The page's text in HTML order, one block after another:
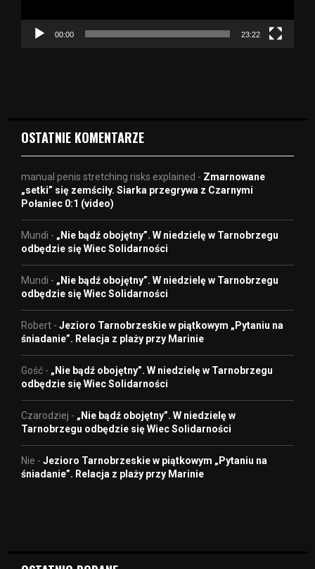
c
00:00 23:22
OSTATNIE KOMENTARZE
manual penis stretching risks explained - Zmarnowane
„setki” się zemściły. Siarka przegrywa z Czarnymi
Połaniec 0:1 (video)
Mundi - „Nie bądź obojętny”. W niedzielę w Tarnobrzegu
odbędzie się Wiec Solidarności
Mundi - „Nie bądź obojętny”. W niedzielę w Tarnobrzegu
odbędzie się Wiec Solidarności
Robert - Jezioro Tarnobrzeskie w piątkowym „Pytaniu na
śniadanie”. Relacja z plaży przy Marinie
Gość - „Nie bądź obojętny”. W niedzielę w Tarnobrzegu
odbędzie się Wiec Solidarności
Czarodziej - „Nie bądź obojętny”. W niedzielę w
Tarnobrzegu odbędzie się Wiec Solidarności
Nie - Jezioro Tarnobrzeskie w piątkowym „Pytaniu na
śniadanie”. Relacja z plaży przy Marinie